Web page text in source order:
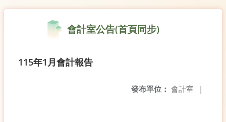
會計室公告(首頁同步)
115年1月會計報告
發布單位： 會計室 |